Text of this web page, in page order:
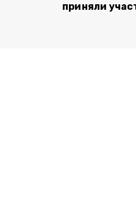
приняли